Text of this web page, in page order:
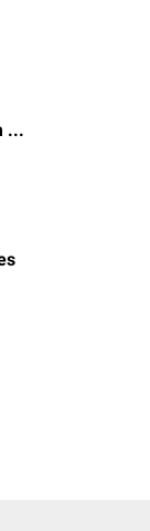
Dr. med. Ibrahim Güler